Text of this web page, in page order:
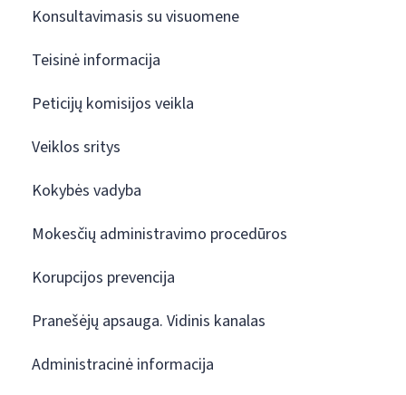
Konsultavimasis su visuomene
Teisinė informacija
Peticijų komisijos veikla
Veiklos sritys
Kokybės vadyba
Mokesčių administravimo procedūros
Korupcijos prevencija
Pranešėjų apsauga. Vidinis kanalas
Administracinė informacija